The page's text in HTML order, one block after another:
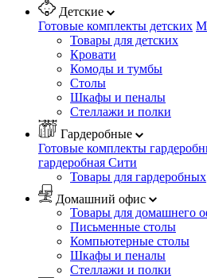
Детские
Готовые комплекты детских
Товары для детских
Кровати
Комоды и тумбы
Столы
Шкафы и пеналы
Стеллажи и полки
Гардеробные
Готовые комплекты
гардеробная Сити
Товары для гардеробных
Домашний офис
Товары для домашнего
Письменные столы
Компьютерные столы
Шкафы и пеналы
Стеллажи и полки